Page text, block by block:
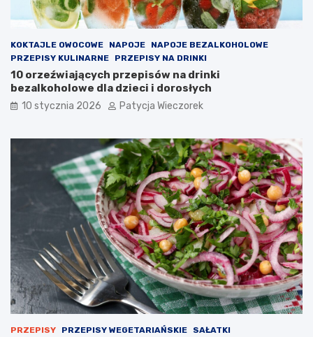
KOKTAJLE OWOCOWE NAPOJE
NAPOJE BEZALKOHOLOWE
PRZEPISY KULINARNE
PRZEPISY NA DRINKI
10 orzeźwiających przepisów na drinki
bezalkoholowe dla dzieci i dorosłych
10 stycznia 2026 Patycja Wieczorek
PRZEPISY PRZEPISY WEGETARIAŃSKIE
SAŁATKI